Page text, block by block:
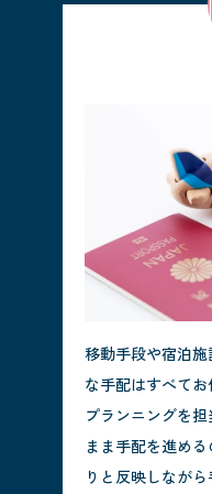
移動手段や宿泊
な手配はすべてお
プランニングを
まま手配を進め
りと反映しながら